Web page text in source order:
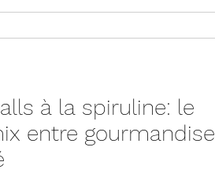
à la spiruline: le
entre gourmandise